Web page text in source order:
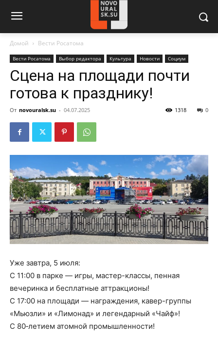
Домой Вести Росатома
Вести Росатома Выбор редактора Культура Новости Социум
Сцена на площади почти
готова к празднику!
От novouralsk.su - 04.07.2025 0
1318
Уже завтра, 5 июля:
С 11:00 в парке — игры, мастер-классы, пенная
вечеринка и бесплатные аттракционы!
С 17:00 на площади — награждения, кавер-группы
«Мьюзли» и «Лимонад» и легендарный «Чайф»!
С 80‑летием атомной промышленности!